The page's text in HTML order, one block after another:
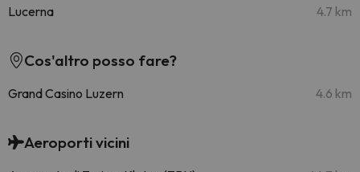
Lucerna 4.7 km
Cos'altro posso fare?
Grand Casino Luzern 4.6 km
Aeroporti vicini